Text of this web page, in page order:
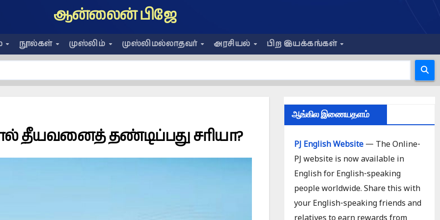
ஆன்லைன் பிஜே
நூல்கள் முஸ்லிம் முஸ்லிமல்லாதவர் அரசியல் பிற இயக்கங்கள்
தீயவனைத் தண்டிப்பது சரியா?
ஆங்கில இணையதளம்
PJ English Website— The Online-
PJ website is now available in
English for English-speaking
people worldwide. Share this with
your English-speaking friends and